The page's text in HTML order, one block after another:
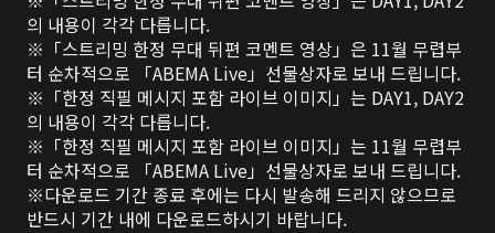
의 내용이 각각 다릅니다.
※「스트리밍 한정 무대 뒤편 코멘트 영상」은 11월 무렵부
터 순차적으로 「ABEMA Live」선물상자로 보내 드립니다.
※「한정 직필 메시지 포함 라이브 이미지」는 DAY1, DAY2
의 내용이 각각 다릅니다.
※「한정 직필 메시지 포함 라이브 이미지」는 11월 무렵부
터 순차적으로 「ABEMA Live」선물상자로 보내 드립니다.
※다운로드 기간 종료 후에는 다시 발송해 드리지 않으므로
반드시 기간 내에 다운로드하시기 바랍니다.